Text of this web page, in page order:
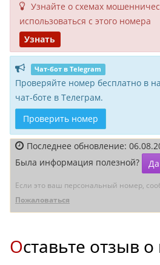
Узнайте о схемах
исполь­зоваться с этого номера
Узнать
Чат-бот в Telegram
Проверяйте номер бесплатно в
чат-боте в Телеграм.
Проверить номер
Последнее обновление:
Была информация полезной?
Да
Если это ваш персональный номер,
Пожаловаться
Оставьте отзыв